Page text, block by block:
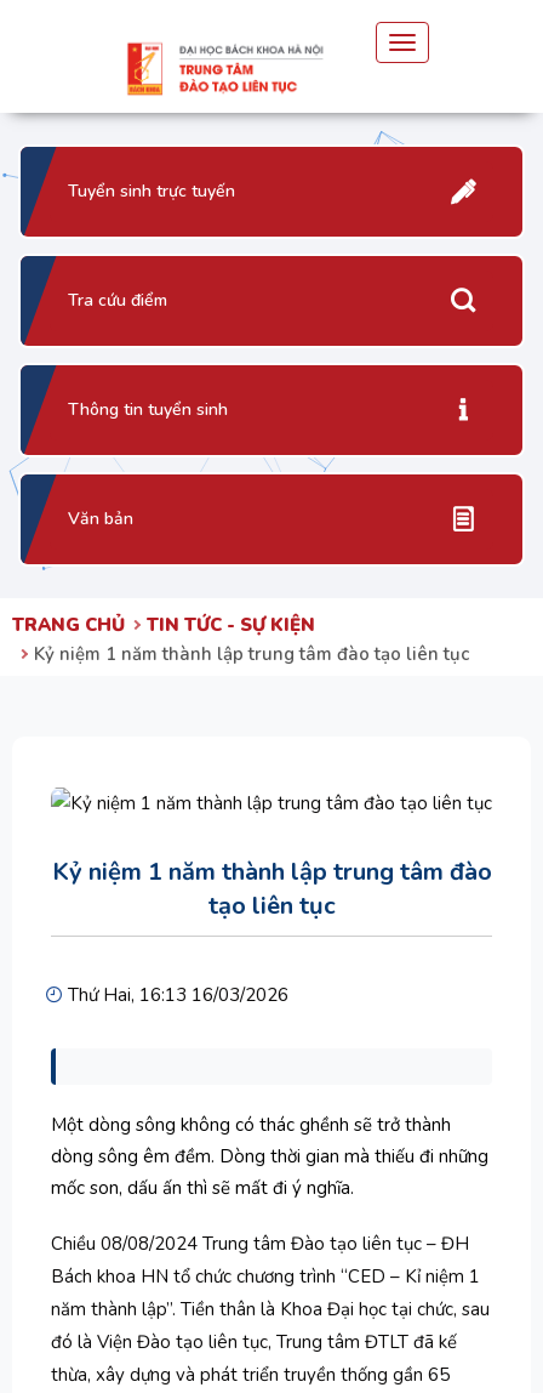
Toggle
Tuyển sinh trực tuyến
Tra cứu điểm
Thông tin tuyển sinh
Văn bản
TRANG CHỦ
TIN TỨC - SỰ KIỆN
Kỷ niệm 1 năm thành lập trung tâm đào tạo liên tục
Kỷ niệm 1 năm thành lập trung tâm đào
tạo liên tục
Thứ Hai, 16:13 16/03/2026
Một dòng sông không có thác ghềnh sẽ trở thành
dòng sông êm đềm. Dòng thời gian mà thiếu đi những
mốc son, dấu ấn thì sẽ mất đi ý nghĩa.
Chiều 08/08/2024 Trung tâm Đào tạo liên tục – ĐH
Bách khoa HN tổ chức chương trình “CED – Kỉ niệm 1
năm thành lập”. Tiền thân là Khoa Đại học tại chức, sau
đó là Viện Đào tạo liên tục, Trung tâm ĐTLT đã kế
thừa, xây dựng và phát triển truyền thống gần 65